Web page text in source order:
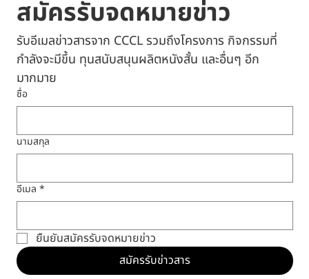
สมัครรับจดหมายข่าว
รับอีเมลข่าวสารจาก CCCL รวมถึงโครงการ กิจกรรมที่
กำลังจะมีขึ้น ทุนสนับสนุนผลิตหนังสั้น และอื่นๆ อีก
มากมาย
ชื่อ
นามสกุล
อีเมล *
ยืนยันสมัครรับจดหมายข่าว
สมัครรับข่าวสาร